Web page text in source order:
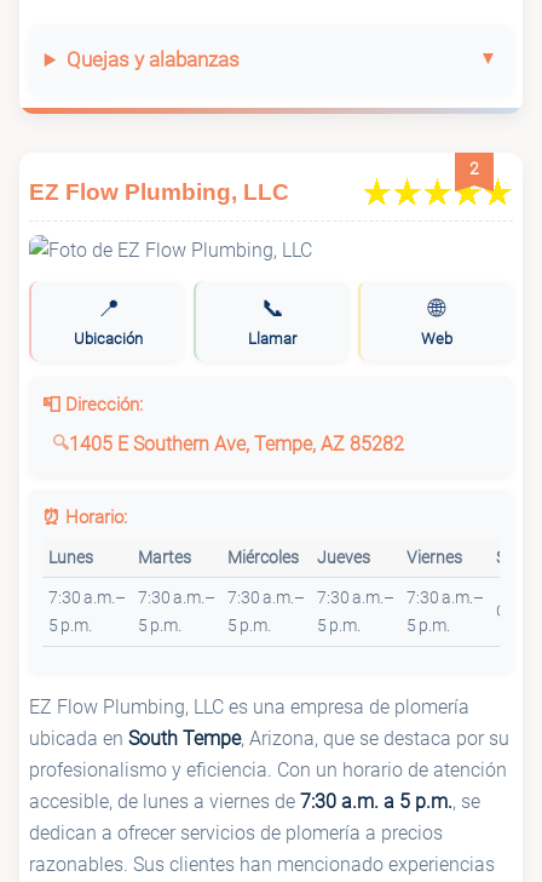
Quejas y alabanzas
2
EZ Flow Plumbing, LLC
📍
Ubicación
📞
Llamar
🌐
Web
📮 Dirección:
1405 E Southern Ave, Tempe, AZ 85282
⏰ Horario:
Lunes Martes Miércoles Jueves Viernes
7:30 a.m.–
5 p.m.
7:30 a.m.–
5 p.m.
7:30 a.m.–
5 p.m.
7:30 a.m.–
5 p.m.
7:30 a.m.–
5 p.m.
EZ Flow Plumbing, LLC es una empresa de plomería
ubicada en South Tempe, Arizona, que se destaca por su
profesionalismo y eficiencia. Con un horario de atención
accesible, de lunes a viernes de 7:30 a.m. a 5 p.m., se
dedican a ofrecer servicios de plomería a precios
razonables. Sus clientes han mencionado experiencias